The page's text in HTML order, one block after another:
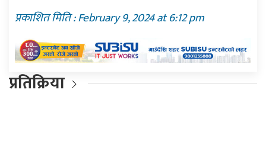
प्रकाशित मिति : February 9, 2024 at 6:12 pm
प्रतिक्रिया